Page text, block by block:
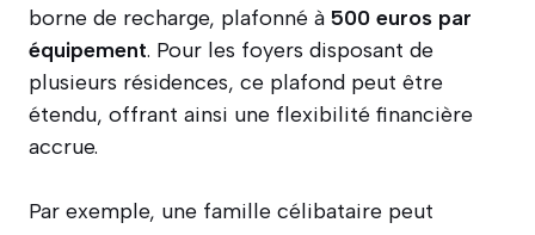
borne de recharge, plafonné à 500 euros par
équipement. Pour les foyers disposant de
plusieurs résidences, ce plafond peut être
étendu, offrant ainsi une flexibilité financière
accrue.
Par exemple, une famille célibataire peut